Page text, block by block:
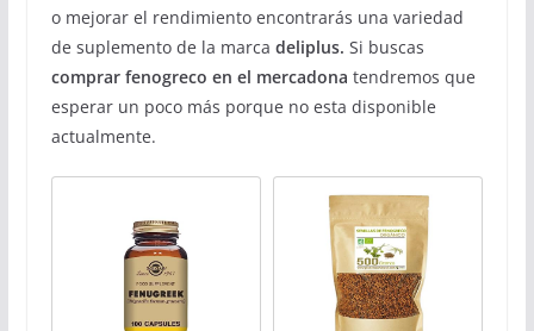
o mejorar el rendimiento encontrarás una variedad
de suplemento de la marca deliplus. Si buscas
comprar fenogreco en el mercadona tendremos que
esperar un poco más porque no esta disponible
actualmente.